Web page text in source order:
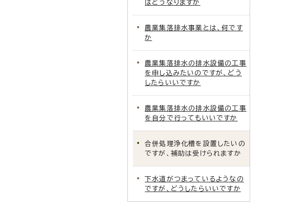
はどうなりますか
農業集落排水事業とは、何です
か
農業集落排水の排水設備の工事
を申し込みたいのですが、どう
したらいいですか
農業集落排水の排水設備の工事
を自分で行ってもいいですか
合併処理浄化槽を設置したいの
ですが、補助は受けられますか
下水道がつまっているようなの
ですが、どうしたらいいですか